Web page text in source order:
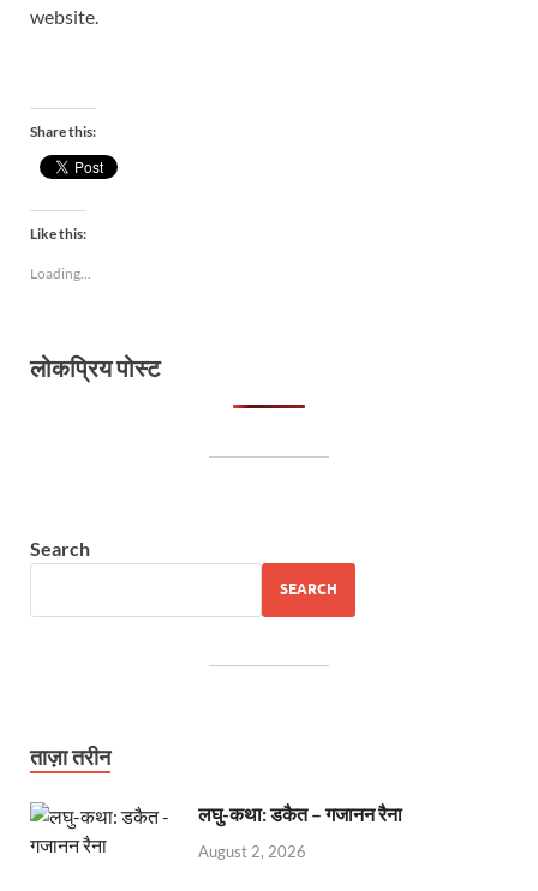
website.
Share this:
Like this:
Loading...
लोकप्रिय पोस्ट
Search
SEARCH
ताज़ा तरीन
लघु-कथा: डकैत – गजानन रैना
August 2, 2026